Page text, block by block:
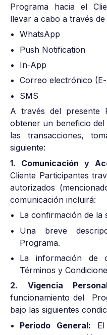
Programa hacia el
llevar a cabo a través de
WhatsApp
Push Notification
In-App
Correo electrónico (E-
SMS
A través del presente
obtener un beneficio del
las transacciones,
siguiente:
1. Comunicación y
Cliente Participantes
autorizados
comunicación incluirá:
La confirmación de la
Una breve
Programa.
La información de
Términos y
2. Vigencia
funcionamiento del
bajo las siguientes
Periodo General: El